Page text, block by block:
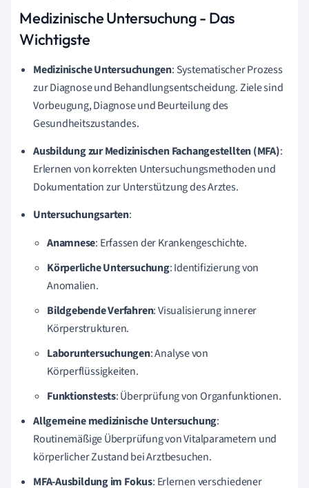
Medizinische Untersuchung - Das
Wichtigste
Medizinische Untersuchungen: Systematischer Prozess
zur Diagnose und Behandlungsentscheidung. Ziele sind
Vorbeugung, Diagnose und Beurteilung des
Gesundheitszustandes.
Ausbildung zur Medizinischen Fachangestellten (MFA):
Erlernen von korrekten Untersuchungsmethoden und
Dokumentation zur Unterstützung des Arztes.
Untersuchungsarten:
Anamnese: Erfassen der Krankengeschichte.
Körperliche Untersuchung: Identifizierung von
Anomalien.
Bildgebende Verfahren: Visualisierung innerer
Körperstrukturen.
Laboruntersuchungen: Analyse von
Körperflüssigkeiten.
Funktionstests: Überprüfung von Organfunktionen.
Allgemeine medizinische Untersuchung:
Routinemäßige Überprüfung von Vitalparametern und
körperlicher Zustand bei Arztbesuchen.
MFA-Ausbildung im Fokus: Erlernen verschiedener